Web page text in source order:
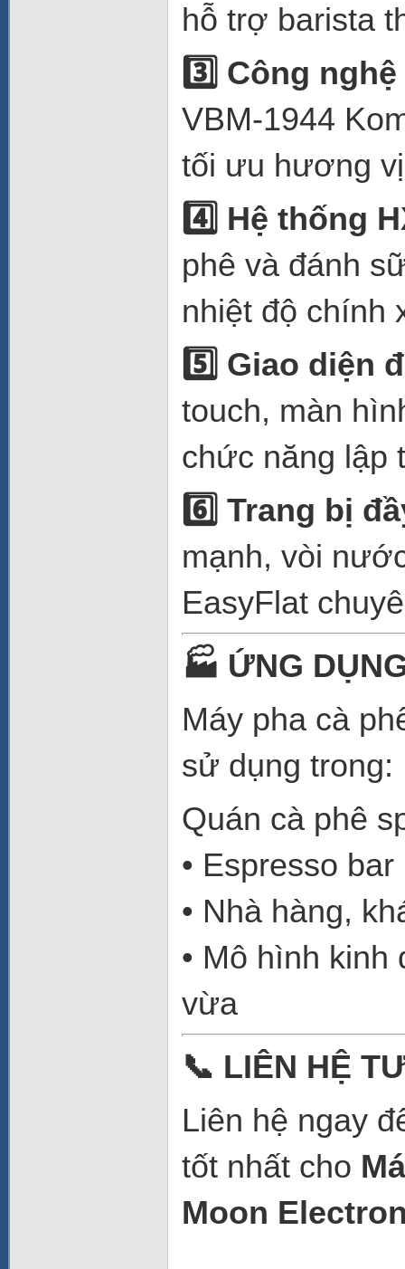
hỗ trợ barista
3️ Công
VBM-1944
tối ưu hương
4️ Hệ thống
phê và đánh
nhiệt độ chính
5️ Giao diện
touch, màn
chức năng lập
6️ Trang bị
mạnh, vòi
EasyFlat
🏭 ỨNG
Máy pha cà
sử dụng trong:
Quán cà phê
• Espresso bar
• Nhà hàng,
• Mô hình kinh
vừa
📞 LIÊN HỆ
Liên hệ ngay
tốt nhất cho
Moon